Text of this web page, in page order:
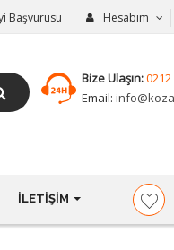
Başvurusu Hesabım
Bize Ulaşın:0212
Email:
İLETIŞIM